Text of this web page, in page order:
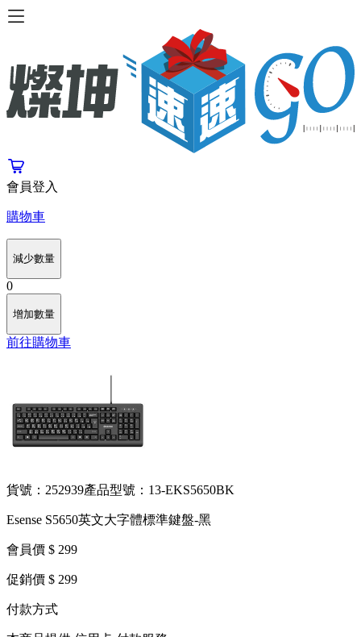
會員登入
購物車
減少數量
0
增加數量
前往購物車
貨號：252939產品型號：13-EKS5650BK
Esense S5650英文大字體標準鍵盤-黑
會員價 $ 299
促銷價 $ 299
付款方式